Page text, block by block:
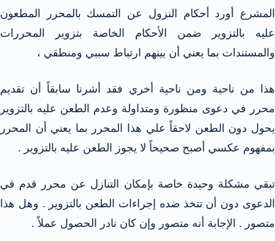
المشرع أورد أحكام النزول عن التمسك بالمحرر المطعون
عليه بالتزوير ضمن الأحكام الخاصة بتزوير المحررات
والمستندات بما يعني أن بينهم ارتباط سببي ومنطقي ،
هذا من ناحية ومن ناحية أخري فقد أشرنا سابقاً أن تقديم
محرر في دعوى منظورة ومتداولة وعدم الطعن عليه بالتزوير
يحول دون الطعن لاحقاً علي هذا المحرر بما يعني أن المحرر
بمفهوم عكسي أصبح صحيحاً لا يجوز الطعن عليه بالتزوير .
تبقي مشكلة وحيدة خاصة بإمكان التنازل عن محرر قدم في
الدعوى دون أن تتخذ ضده إجراءات الطعن بالتزوير . وهل هذا
متصور . الإجابة أنه متصور وإن كان نادر الحصول عملاً .